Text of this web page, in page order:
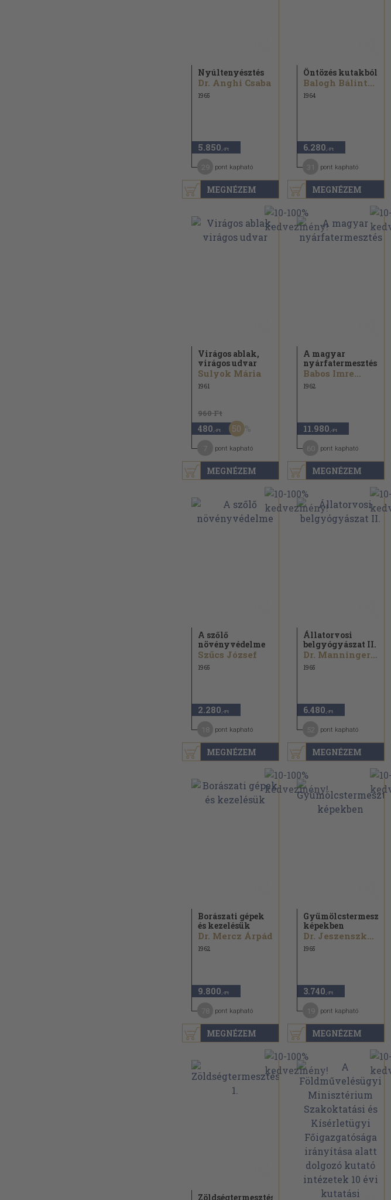
MEGNÉZEM
Nyúltenyésztés
Dr. Anghi Csaba
1965
5.850 ,-Ft
pont kapható
MEGNÉZEM
Öntözés kutakból
Balogh Bálint...
1964
6.280 ,-Ft
pont kapható
MEGNÉZEM
Virágos ablak,
virágos udvar
Sulyok Mária
1961
960 Ft
480 ,-Ft 50
pont kapható
MEGNÉZEM
A magyar
nyárfatermesztés
Babos Imre...
1962
11.980 ,-Ft
pont kapható
MEGNÉZEM
A szőlő
növényvédelme
Szűcs József
1965
2.280 ,-Ft
pont kapható
MEGNÉZEM
Állatorvosi
belgyógyászat II.
Dr. Manninger Rezső...
1965
6.480 ,-Ft
pont kapható
MEGNÉZEM
Borászati gépek
és kezelésük
Dr. Mercz Árpád
1962
9.800 ,-Ft
pont kapható
MEGNÉZEM
Gyümölcstermesztés
képekben
Dr. Jeszenszky Árpád
1965
3.740 ,-Ft
pont kapható
Zöldségtermesztés